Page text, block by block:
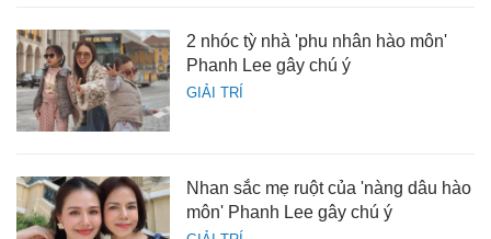
GIẢI TRÍ
2 nhóc tỳ nhà 'phu nhân hào môn'
Phanh Lee gây chú ý
Nhan sắc mẹ ruột của 'nàng dâu hào
môn' Phanh Lee gây chú ý